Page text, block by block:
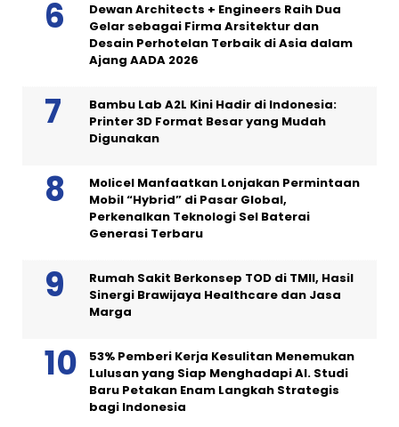
Dewan Architects + Engineers Raih Dua
Gelar sebagai Firma Arsitektur dan
Desain Perhotelan Terbaik di Asia dalam
Ajang AADA 2026
Bambu Lab A2L Kini Hadir di Indonesia:
Printer 3D Format Besar yang Mudah
Digunakan
Molicel Manfaatkan Lonjakan Permintaan
Mobil “Hybrid” di Pasar Global,
Perkenalkan Teknologi Sel Baterai
Generasi Terbaru
Rumah Sakit Berkonsep TOD di TMII, Hasil
Sinergi Brawijaya Healthcare dan Jasa
Marga
53% Pemberi Kerja Kesulitan Menemukan
Lulusan yang Siap Menghadapi AI. Studi
Baru Petakan Enam Langkah Strategis
bagi Indonesia